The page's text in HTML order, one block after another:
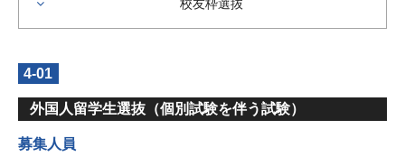
校友枠選抜
4-01
外国人留学生選抜（個別試験を伴う試験）
募集人員